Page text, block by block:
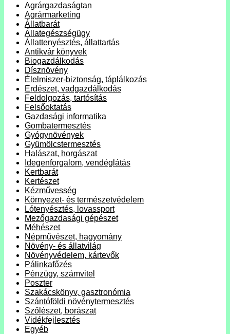
Agrárgazdaságtan
Agrármarketing
Állatbarát
Állategészségügy
Állattenyésztés, állattartás
Antikvár könyvek
Biogazdálkodás
Dísznövény
Élelmiszer-biztonság, táplálkozás
Erdészet, vadgazdálkodás
Feldolgozás, tartósítás
Felsőoktatás
Gazdasági informatika
Gombatermesztés
Gyógynövények
Gyümölcstermesztés
Halászat, horgászat
Idegenforgalom, vendéglátás
Kertbarát
Kertészet
Kézművesség
Környezet- és természetvédelem
Lótenyésztés, lovassport
Mezőgazdasági gépészet
Méhészet
Népművészet, hagyomány
Növény- és állatvilág
Növényvédelem, kártevők
Pálinkafőzés
Pénzügy, számvitel
Poszter
Szakácskönyv, gasztronómia
Szántóföldi növénytermesztés
Szőlészet, borászat
Vidékfejlesztés
Egyéb